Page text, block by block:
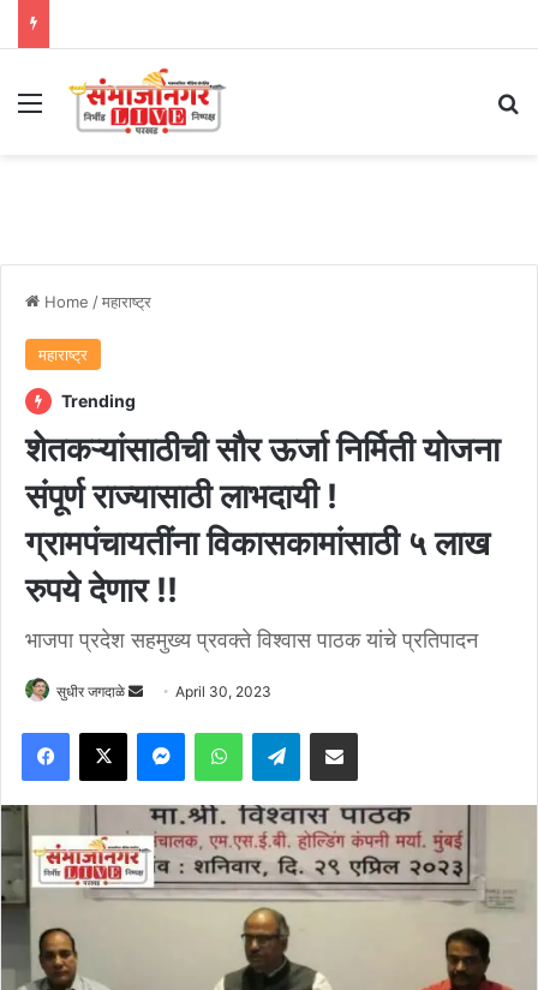
Menu
Home /महाराष्ट्र
महाराष्ट्र
Trending
शेतकऱ्यांसाठीची सौर ऊर्जा निर्मिती योजना
संपूर्ण राज्यासाठी लाभदायी !
ग्रामपंचायतींना विकासकामांसाठी ५ लाख
रुपये देणार !!
भाजपा प्रदेश सहमुख्य प्रवक्ते विश्वास पाठक यांचे प्रतिपादन
सुधीर जगदाळे
Send
email
April 30, 2023
Facebook
X MessengerWhatsAppTelegramShare via Email